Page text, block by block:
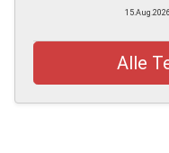
Alle